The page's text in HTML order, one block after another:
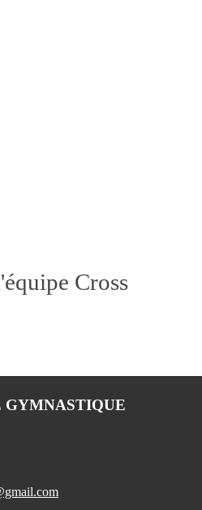
Cross
GYMNASTIQUE